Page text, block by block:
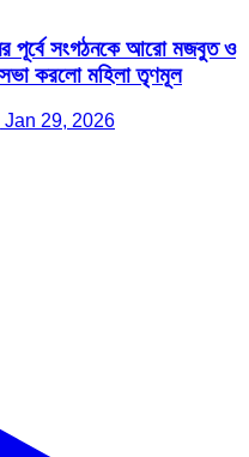
পূর্বে সংগঠনকে আরো মজবুত ও
সভা করলো মহিলা তৃণমূল
Jan 29, 2026